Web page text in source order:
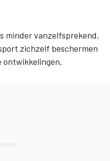
minder vanzelfsprekend.
zichzelf beschermen
ontwikkelingen.